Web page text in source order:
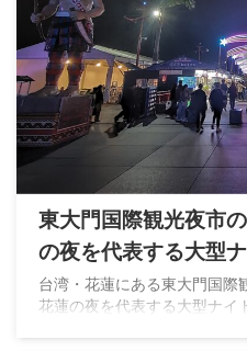
東大門国際観光夜市
の夜を代表する大型
台湾・花蓮にある東大門国際
花蓮の夜を代表する大型ナイ